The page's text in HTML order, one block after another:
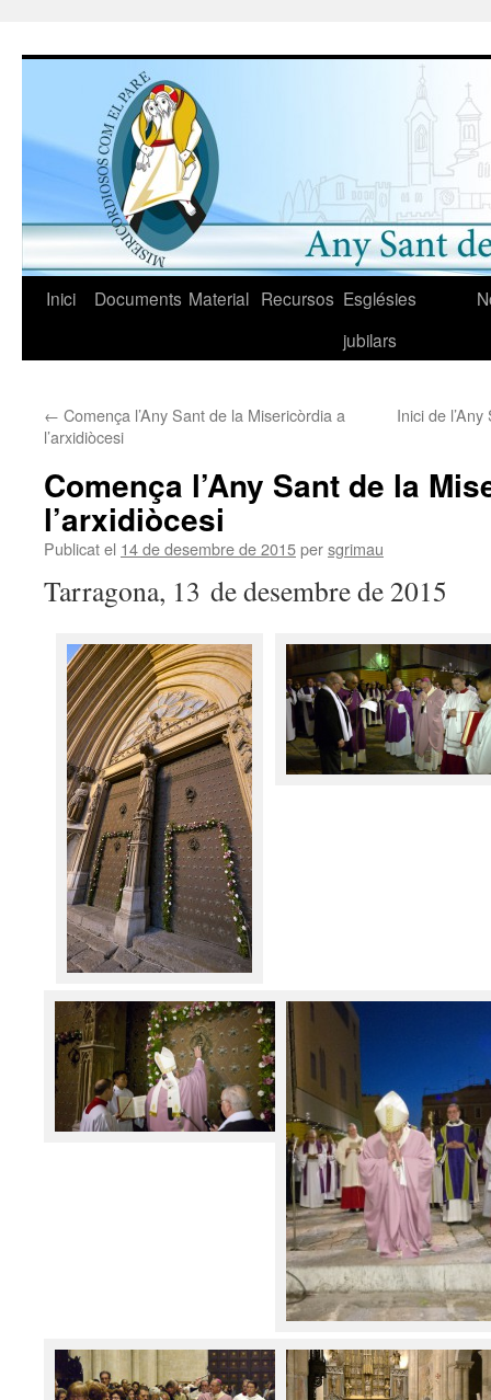
al
Inici Documents Material Recursos Esglésies
jubilars
← Comença l’Any Sant de la Misericòrdia a
l’arxidiòcesi
Inici de
Comença l’Any Sant de la
l’arxidiòcesi
Publicat el 14 de desembre de 2015persgrimau
Tarragona, 13 de desembre de 2015